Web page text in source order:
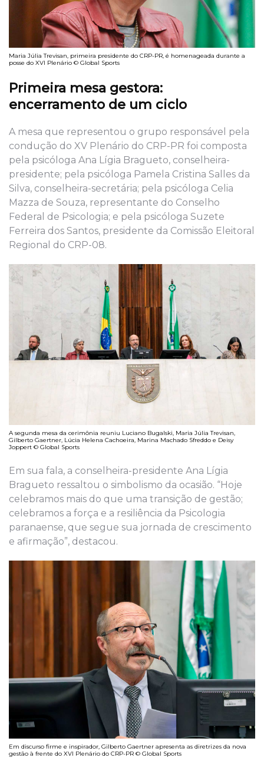
Maria Júlia Trevisan, primeira presidente do CRP-PR, é homenageada durante a
posse do XVI Plenário © Global Sports
Primeira mesa gestora:
encerramento de um ciclo
A mesa que representou o grupo responsável pela
condução do XV Plenário do CRP-PR foi composta
pela psicóloga Ana Lígia Bragueto, conselheira-
presidente; pela psicóloga Pamela Cristina Salles da
Silva, conselheira-secretária; pela psicóloga Celia
Mazza de Souza, representante do Conselho
Federal de Psicologia; e pela psicóloga Suzete
Ferreira dos Santos, presidente da Comissão Eleitoral
Regional do CRP-08.
A segunda mesa da cerimônia reuniu Luciano Bugalski, Maria Júlia Trevisan,
Gilberto Gaertner, Lúcia Helena Cachoeira, Marina Machado Sfreddo e Deisy
Joppert © Global Sports
Em sua fala, a conselheira-presidente Ana Lígia
Bragueto ressaltou o simbolismo da ocasião. “Hoje
celebramos mais do que uma transição de gestão;
celebramos a força e a resiliência da Psicologia
paranaense, que segue sua jornada de crescimento
e afirmação”, destacou.
Em discurso firme e inspirador, Gilberto Gaertner apresenta as diretrizes da nova
gestão à frente do XVI Plenário do CRP-PR © Global Sports